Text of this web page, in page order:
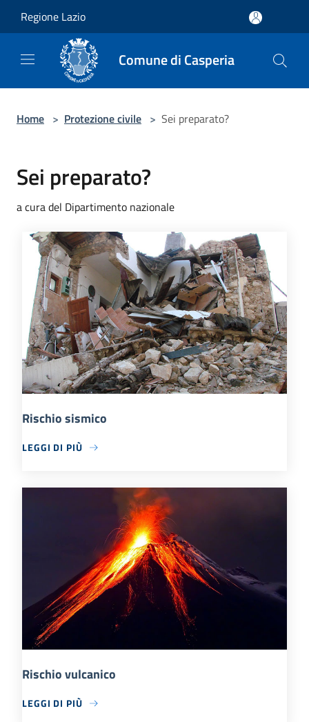
Regione Lazio
Comune di Casperia
Home > Protezione civile > Sei preparato?
Sei preparato?
a cura del Dipartimento nazionale
Rischio sismico
LEGGI DI PIÙ
Rischio vulcanico
LEGGI DI PIÙ